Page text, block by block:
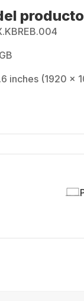
producto
inches (1920 x